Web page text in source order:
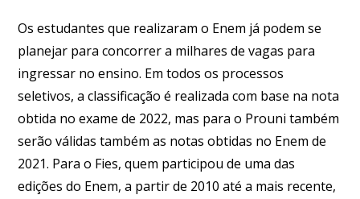
Os estudantes que realizaram o Enem já podem se
planejar para concorrer a milhares de vagas para
ingressar no ensino. Em todos os processos
seletivos, a classificação é realizada com base na nota
obtida no exame de 2022, mas para o Prouni também
serão válidas também as notas obtidas no Enem de
2021. Para o Fies, quem participou de uma das
edições do Enem, a partir de 2010 até a mais recente,